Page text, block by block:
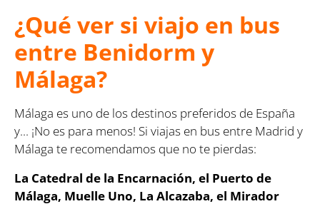
¿Qué ver si viajo en bus
entre Benidorm y
Málaga?
Málaga es uno de los destinos preferidos de España
y... ¡No es para menos! Si viajas en bus entre Madrid y
Málaga te recomendamos que no te pierdas:
La Catedral de la Encarnación, el Puerto de
Málaga, Muelle Uno, La Alcazaba, el Mirador